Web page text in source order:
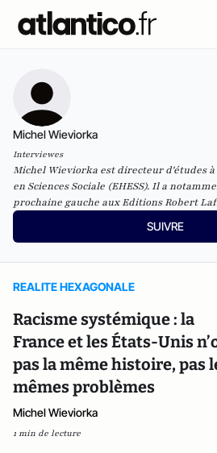
Michel Wieviorka
Interviewes
Michel Wieviorka est directeur d'études à
en Sciences Sociale (EHESS). Il a
prochaine gauche aux Editions Robert
SUIVRE
REALITE HEXAGONALE
Racisme systémique : la
France et les États-Unis
pas la même histoire, pas
mêmes problèmes
Michel Wieviorka
1 min de lecture